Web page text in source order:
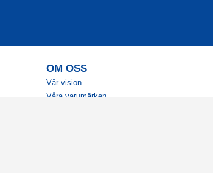
OM OSS
Vår vision
Våra varumärken